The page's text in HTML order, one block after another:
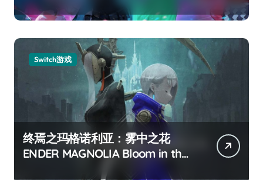
Switch游戏
终焉之玛格诺利亚：雾中之花
ENDER MAGNOLIA Bloom in the